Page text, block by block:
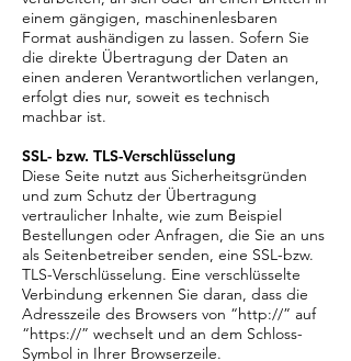
einem gängigen, maschinenlesbaren
Format aushändigen zu lassen. Sofern Sie
die direkte Übertragung der Daten an
einen anderen Verantwortlichen verlangen,
erfolgt dies nur, soweit es technisch
machbar ist.
SSL- bzw. TLS-Verschlüsselung
Diese Seite nutzt aus Sicherheitsgründen
und zum Schutz der Übertragung
vertraulicher Inhalte, wie zum Beispiel
Bestellungen oder Anfragen, die Sie an uns
als Seitenbetreiber senden, eine SSL-bzw.
TLS-Verschlüsselung. Eine verschlüsselte
Verbindung erkennen Sie daran, dass die
Adresszeile des Browsers von “http://” auf
“https://” wechselt und an dem Schloss-
Symbol in Ihrer Browserzeile.